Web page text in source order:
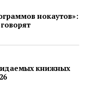
нокаутов»:
книжных